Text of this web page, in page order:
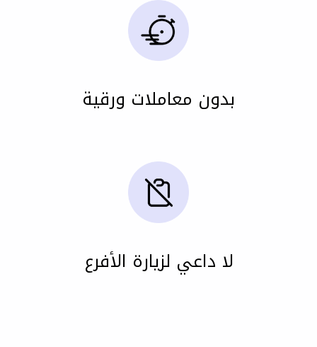
بدون معاملات ورقية
لا داعي لزيارة الأفرع